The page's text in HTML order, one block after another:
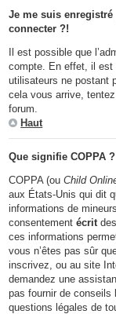
Je me suis
connecter ?!
Il est possible que
compte. En effet, il est
utilisateurs ne postant
cela vous arrive,
forum.
Haut
Que signifie COPPA ?
COPPA (ouChild
aux États-Unis qui dit
informations de
consentementécrit
ces informations
vous n’êtes pas sûr
inscrivez, ou au site
demandez une
pas fournir de conseils
questions légales de